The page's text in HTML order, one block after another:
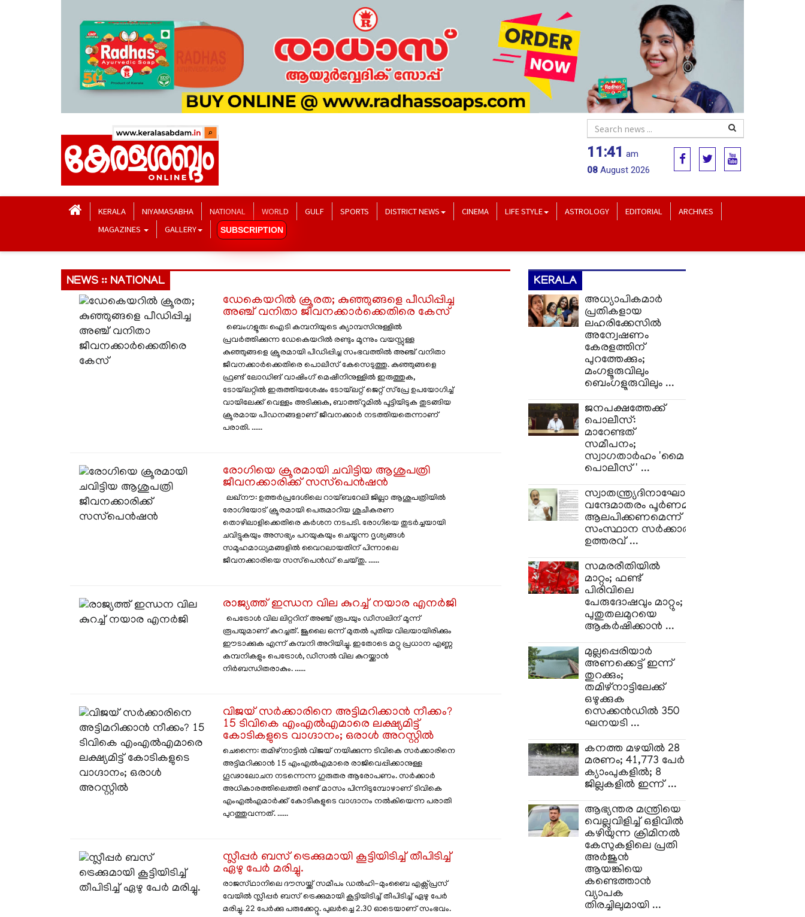
11:41 am
08August 2026
KERALA NIYAMASABHA NATIONAL WORLD GULF SPORTS DISTRICT NEWS CINEMA LIFE STYLE ASTROLOGY EDITORIAL
ARCHIVES
MAGAZINES
GALLERY SUBSCRIPTION
NEWS :: NATIONAL
ഡേകെയറിൽ ക്രൂരത; കുഞ്ഞുങ്ങളെ പീഡിപ്പിച്ച
അഞ്ച് വനിതാ ജീവനക്കാർക്കെതിരെ കേസ്
ബെംഗളൂരു: ഐടി കമ്പനിയുടെ ക്യാമ്പസിനുള്ളിൽ
പ്രവർത്തിക്കുന്ന ഡേകെയറിൽ രണ്ടും മൂന്നും വയസ്സുള്ള
കുഞ്ഞുങ്ങളെ ക്രൂരമായി പീഡിപ്പിച്ച സംഭവത്തിൽ അഞ്ച് വനിതാ
ജീവനക്കാർക്കെതിരെ പൊലീസ് കേസെടുത്തു. കുഞ്ഞുങ്ങളെ
ഫ്രണ്ട് ലോഡിങ് വാഷിംഗ് മെഷീനിനുള്ളിൽ ഇരുത്തുക,
ടോയ്‌ലറ്റിൽ ഇരുത്തിയശേഷം ടോയ്‌ലറ്റ് ജെറ്റ് സ്പ്രേ ഉപയോഗിച്ച്
വായിലേക്ക് വെള്ളം അടിക്കുക, ബാത്ത്റൂമിൽ പൂട്ടിയിടുക തുടങ്ങിയ
ക്രൂരമായ പീഡനങ്ങളാണ് ജീവനക്കാർ നടത്തിയതെന്നാണ്
പരാതി. ......
രോഗിയെ ക്രൂരമായി ചവിട്ടിയ ആശുപത്രി
ജീവനക്കാരിക്ക് സസ്‌പെൻഷൻ
ലഖ്‌നൗ: ഉത്തർപ്രദേശിലെ റായ്ബറേലി ജില്ലാ ആശുപത്രിയിൽ
രോഗിയോട് ക്രൂരമായി പെരുമാറിയ ശുചീകരണ
തൊഴിലാളിക്കെതിരെ കർശന നടപടി. രോഗിയെ തുടർച്ചയായി
ചവിട്ടുകയും അസഭ്യം പറയുകയും ചെയ്യുന്ന ദൃശ്യങ്ങൾ
സമൂഹമാധ്യമങ്ങളിൽ വൈറലായതിന് പിന്നാലെ
ജീവനക്കാരിയെ സസ്‌പെൻഡ് ചെയ്തു. ......
രാജ്യത്ത് ഇന്ധന വില കുറച്ച്‌ നയാര എനര്‍ജി
പെട്രോള്‍ വില ലിറ്ററിന് അഞ്ച് രൂപയും ഡീസലിന് മൂന്ന്
രൂപയുമാണ് കുറച്ചത്. ജൂലൈ ഒന്ന് മുതല്‍ പുതിയ വിലയായിരിക്കും
ഈടാക്കുക എന്ന് കമ്പനി അറിയിച്ചു. ഇതോടെ മറ്റു പ്രധാന എണ്ണ
കമ്പനികളും പെട്രോള്‍, ഡീസല്‍ വില കുറയ്ക്കാന്‍
നിര്‍ബന്ധിതരാകും. ......
വിജയ് സർക്കാരിനെ അട്ടിമറിക്കാൻ നീക്കം?
15 ടിവികെ എംഎൽഎമാരെ ലക്ഷ്യമിട്ട്
കോടികളുടെ വാഗ്ദാനം; ഒരാൾ അറസ്റ്റിൽ
ചെന്നൈ: തമിഴ്നാട്ടിൽ വിജയ് നയിക്കുന്ന ടിവികെ സർക്കാരിനെ
അട്ടിമറിക്കാൻ 15 എംഎൽഎമാരെ രാജിവെപ്പിക്കാനുള്ള
ഗൂഢാലോചന നടന്നെന്ന ഗുരുതര ആരോപണം. സർക്കാർ
അധികാരത്തിലെത്തി രണ്ട് മാസം പിന്നിടുമ്പോഴാണ് ടിവികെ
എംഎൽഎമാർക്ക് കോടികളുടെ വാഗ്ദാനം നൽകിയെന്ന പരാതി
പുറത്തുവന്നത്. ......
സ്ലീപ്പർ ബസ് ട്രെക്കുമായി കൂട്ടിയിടിച്ച് തീപിടിച്ച്
ഏഴു പേർ മരിച്ചു.
രാജസ്‌ഥാനിലെ ദൗസയ്ക്ക് സമീപം ഡൽഹി-മുംബൈ എക്സ്പ്രസ്
വേയിൽ സ്ലീപ്പർ ബസ് ട്രെക്കുമായി കൂട്ടിയിടിച്ച് തീപിടിച്ച് ഏഴു പേർ
മരിച്ചു. 22 പേർക്കു പരുക്കേറ്റു. പുലർച്ചെ 2.30 ഓടെയാണ് സംഭവം.
KERALA
അധ്യാപികമാർ
പ്രതികളായ
ലഹരിക്കേസിൽ
അന്വേഷണം
കേരളത്തിന്
പുറത്തേക്കും;
മംഗളൂരുവിലും
ബെംഗളൂരുവിലും ...
ജനപക്ഷത്തേക്ക്
പൊലീസ്:
മാറേണ്ടത്
സമീപനം;
സ്വാഗതാർഹം 'മൈ
പൊലീസ്' ...
സ്വാതന്ത്ര്യദിനാഘോഷത്തിൽ
വന്ദേമാതരം പൂർണമായും
ആലപിക്കണമെന്ന്
സംസ്ഥാന സർക്കാരിന്റെ
ഉത്തരവ് ...
സമരരീതിയിൽ
മാറ്റം; ഫണ്ട്
പിരിവിലെ
പേരുദോഷവും മാറ്റും;
പുതുതലമുറയെ
ആകർഷിക്കാൻ ...
മുല്ലപ്പെരിയാർ
അണക്കെട്ട് ഇന്ന്
തുറക്കും;
തമിഴ്നാട്ടിലേക്ക്
ഒഴുക്കുക
സെക്കൻഡിൽ 350
ഘനയടി ...
കനത്ത മഴയിൽ 28
മരണം; 41,773 പേർ
ക്യാംപുകളിൽ; 8
ജില്ലകളിൽ ഇന്ന് ...
ആഭ്യന്തര മന്ത്രിയെ
വെല്ലുവിളിച്ച്‌ ഒളിവില്‍
കഴിയുന്ന ക്രിമിനല്‍
കേസുകളിലെ പ്രതി
അര്‍ജുന്‍
ആയങ്കിയെ
കണ്ടെത്താന്‍
വ്യാപക
തിരച്ചിലുമായി ...